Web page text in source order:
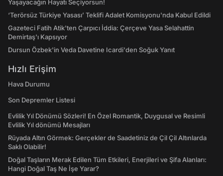
Yaşayacağın Hayatı Seçiyorsun!
‘Terörsüz Türkiye Yasası’ Teklifi Adalet Komisyonu'nda Kabul Edildi
Gazeteci Fatih Atik'ten Çarpıcı İddia: Çerçeve Yasa Selahattin
Demirtaş'ı Kapsıyor
Dursun Özbek'in Veda Davetine Icardi'den Soğuk Yanıt
Hızlı Erişim
Hava Durumu
Son Depremler Listesi
Evlilik Yıl Dönümü Sözleri! En Özel Romantik, Duygusal ve Resimli
Evlilik Yıl dönümü Mesajları
Rüyada Altın Görmek: Gerçekler de Saadetiniz de Çil Çil Altınlarda
Saklı Olabilir!
Doğal Taşların Merak Edilen Tüm Etkileri, Enerjileri ve Şifa Alanları:
Hangi Doğal Taş Ne İşe Yarar?